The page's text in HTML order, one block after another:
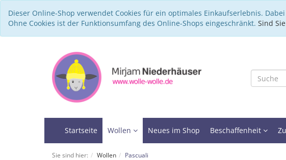
Dieser Online-Shop verwendet Cookies für ein optimales Einkaufserlebnis.
Ohne Cookies ist der Funktionsumfang des Online-Shops eingeschränkt. Sind
Startseite Wollen Neues im Shop Beschaffenheit
Sie sind hier: Wollen Pascuali